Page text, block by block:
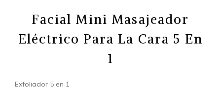
Facial Mini Masajeador
Eléctrico Para La Cara 5 En
1
Exfoliador 5 en 1